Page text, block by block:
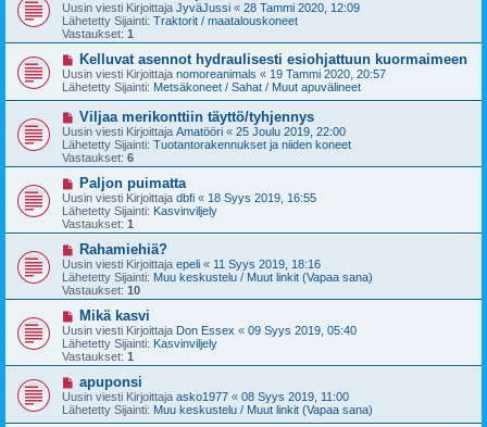
s
t
i
u
s
i
v
e
s
t
Uusin viesti Kirjoittaja JyväJussi « 28 Tammi 2020, 12:09
Lähetetty Sijainti: Traktorit / maatalouskoneet
Vastaukset: 1
U
u
s
i
v
e
s
t
Kelluvat asennot hydraulisesti esiohjattuun kuormaimeen
Uusin viesti Kirjoittaja nomoreanimals « 19 Tammi 2020, 20:57
Lähetetty Sijainti: Metsäkoneet / Sahat / Muut apuvälineet
U
u
s
i
v
e
s
t
i
Viljaa merikonttiin täyttö/tyhjennys
Uusin viesti Kirjoittaja Amatööri « 25 Joulu 2019, 22:00
Lähetetty Sijainti: Tuotantorakennukset ja niiden koneet
Vastaukset: 6
U
u
s
i
v
e
s
t
i
Paljon puimatta
Uusin viesti Kirjoittaja dbfi « 18 Syys 2019, 16:55
Lähetetty Sijainti: Kasvinviljely
Vastaukset: 1
U
u
s
i
v
e
s
t
i
Rahamiehiä?
Uusin viesti Kirjoittaja epeli « 11 Syys 2019, 18:16
Lähetetty Sijainti: Muu keskustelu / Muut linkit (Vapaa sana)
Vastaukset: 10
U
u
s
i
v
e
s
t
Mikä kasvi
Uusin viesti Kirjoittaja Don Essex « 09 Syys 2019, 05:40
Lähetetty Sijainti: Kasvinviljely
Vastaukset: 1
U
u
s
i
apuponsi
Uusin viesti Kirjoittaja asko1977 « 08 Syys 2019, 11:00
Lähetetty Sijainti: Muu keskustelu / Muut linkit (Vapaa sana)